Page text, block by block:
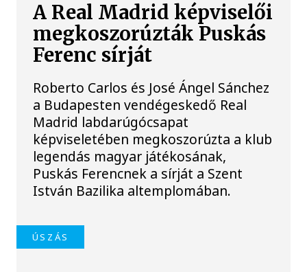
A Real Madrid képviselői
megkoszorúzták Puskás
Ferenc sírját
Roberto Carlos és José Ángel Sánchez
a Budapesten vendégeskedő Real
Madrid labdarúgócsapat
képviseletében megkoszorúzta a klub
legendás magyar játékosának,
Puskás Ferencnek a sírját a Szent
István Bazilika altemplomában.
ÚSZÁS